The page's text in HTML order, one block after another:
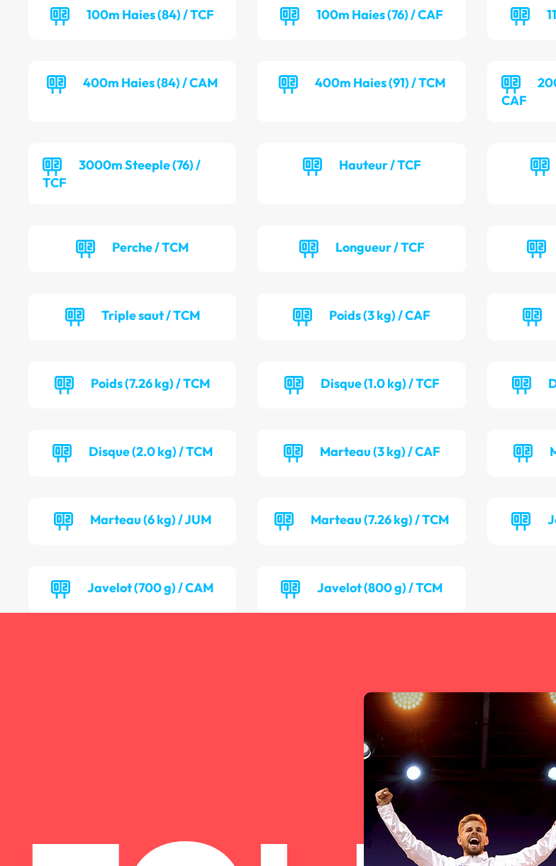
100m Haies (84) / TCF 100m Haies (76) / CAF
400m Haies (84) / CAM 400m Haies (91) / TCM
CAF
3000m Steeple (76) /
TCF
Hauteur / TCF
Perche / TCM Longueur / TCF
Triple saut / TCM Poids (3 kg) / CAF
Poids (7.26 kg) / TCM Disque (1.0 kg) / TCF
Disque (2.0 kg) / TCM Marteau (3 kg) / CAF
Marteau (6 kg) / JUM Marteau (7.26 kg) / TCM
Javelot (700 g) / CAM Javelot (800 g) / TCM